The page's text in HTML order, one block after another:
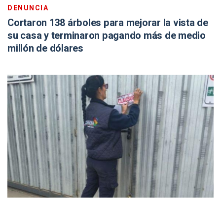
DENUNCIA
Cortaron 138 árboles para mejorar la vista de
su casa y terminaron pagando más de medio
millón de dólares